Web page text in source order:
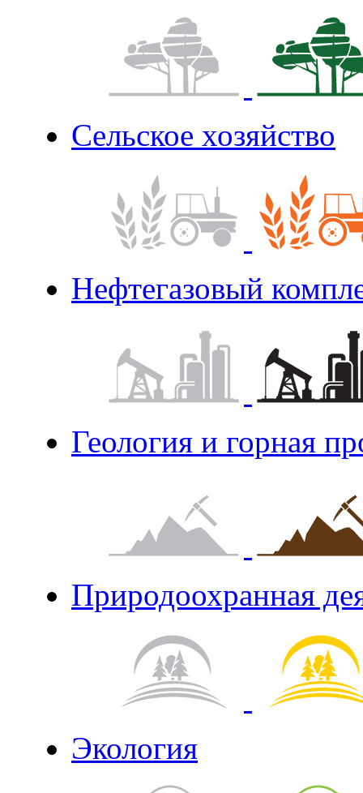
Сельское хозяйство
Нефтегазовый
Геология и горная
Природоохранная
Экология